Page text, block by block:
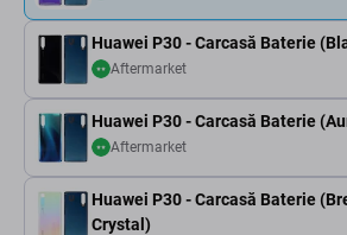
Huawei P30 - Carcasă Baterie
Aftermarket
Huawei P30 - Carcasă Baterie
Aftermarket
Huawei P30 - Carcasă Baterie
Crystal)